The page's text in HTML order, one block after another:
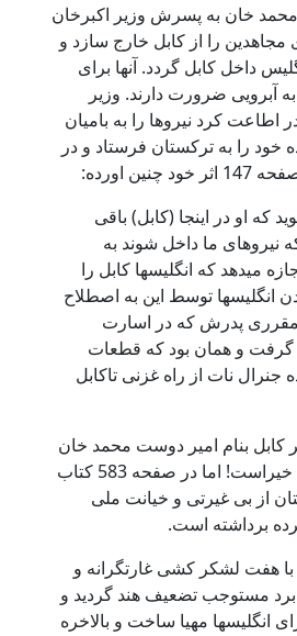
خان به پسرش وزیر اکبرخان
مجاهدین را از کابل خارج سازد و
داخل کابل گردد. آنها برای
آبرویی ضرورت دارند. وزیر
اطاعت کرد نیروها را به بامیان
خود را به ترکستان فرستاد و در
اورده:
که او در اینجا (کابل) باقی
نیروهای ما داخل شوند به
میدهد که انگلیسها کابل را
انگلیسها توسط این به اصطلاح
مقرری پدرش که در اسارت
گرفت و همان بود که قطعات
جنرال نات از راه غزنی تاکابل
کابل بنام امیر دوست محمد خان
مسما گشت، گفتیم خیراست! اما در صفحه 583 کتاب
از بی غیرتی و خیانت ملی
برداشته است.
با هفت لشکر کشی غارتگرانه و
برد مستوجب تضعیف هند گردید و
انگلیسها مهیا ساخت و بالاخره